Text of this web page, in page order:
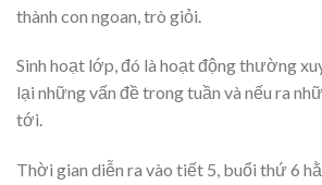
thành con ngoan, trò giỏi.
Sinh hoạt lớp, đó là hoạt động thường
lại những vấn đề trong tuần và nếu ra
tới.
Thời gian diễn ra vào tiết 5, buổi thứ 6